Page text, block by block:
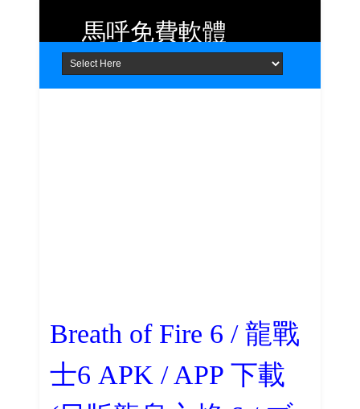
Home About Contact
馬呼免費軟體
提供 Android、iOS 好用的手機應用
程式及 Windows 免費軟體
Breath of Fire 6 / 龍戰
士6 APK / APP 下載